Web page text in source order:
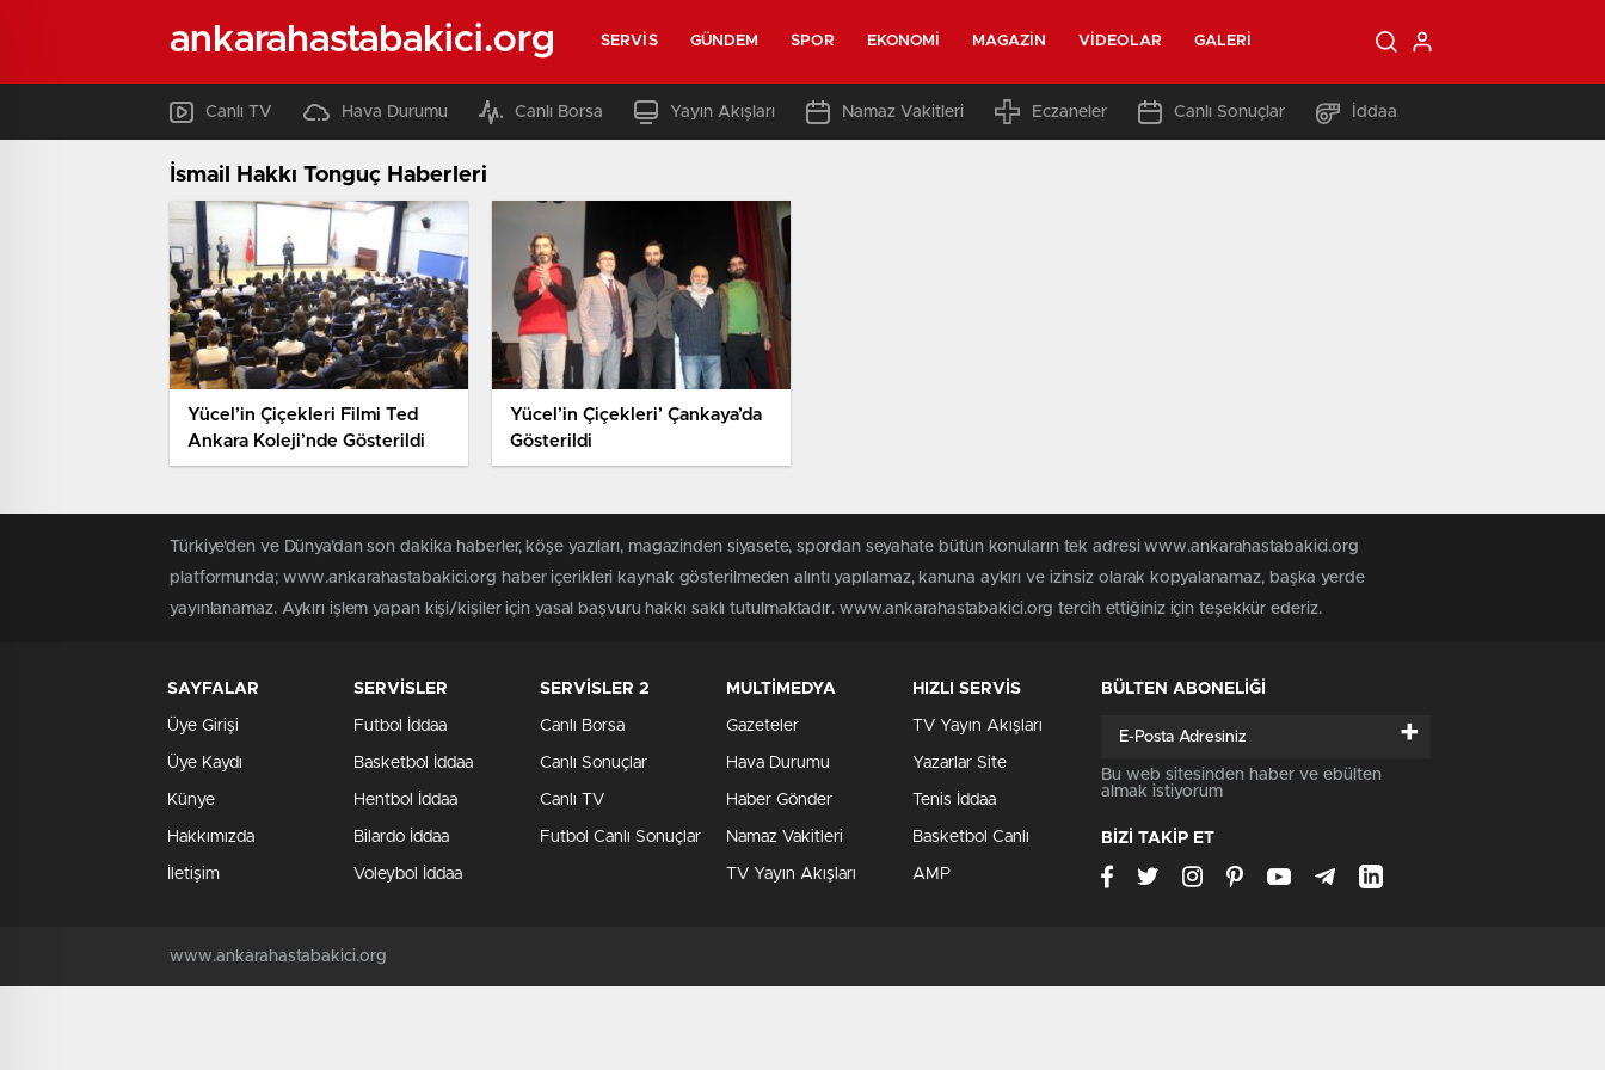
ankarahastabakici.org SERVIS GÜNDEM SPOR EKONOMI MAGAZIN VIDEOLAR GALERI
Canlı TV Hava Durumu Canlı Borsa Yayın Akışları Namaz Vakitleri Eczaneler Canlı Sonuçlar İddaa
İsmail Hakkı Tonguç Haberleri
Yücel’in Çiçekleri Filmi Ted
Ankara Koleji’nde Gösterildi
Yücel’in Çiçekleri’ Çankaya’da
Gösterildi
Türkiye'den ve Dünya’dan son dakika haberler, köşe yazıları, magazinden siyasete, spordan seyahate bütün konuların tek adresi www.ankarahastabakici.org
platformunda; www.ankarahastabakici.org haber içerikleri kaynak gösterilmeden alıntı yapılamaz, kanuna aykırı ve izinsiz olarak kopyalanamaz, başka yerde
yayınlanamaz. Aykırı işlem yapan kişi/kişiler için yasal başvuru hakkı saklı tutulmaktadır. www.ankarahastabakici.org tercih ettiğiniz için teşekkür ederiz.
SAYFALAR
Üye Girişi
Üye Kaydı
Künye
Hakkımızda
İletişim
SERVİSLER
Futbol İddaa
Basketbol İddaa
Hentbol İddaa
Bilardo İddaa
Voleybol İddaa
SERVİSLER 2
Canlı Borsa
Canlı Sonuçlar
Canlı TV
Futbol Canlı Sonuçlar
MULTİMEDYA
Gazeteler
Hava Durumu
Haber Gönder
Namaz Vakitleri
TV Yayın Akışları
HIZLI SERVİS
TV Yayın Akışları
Yazarlar Site
Tenis İddaa
Basketbol Canlı
AMP
BÜLTEN ABONELİĞİ
+
Bu web sitesinden haber ve ebülten
almak istiyorum
BİZİ TAKİP ET
www.ankarahastabakici.org